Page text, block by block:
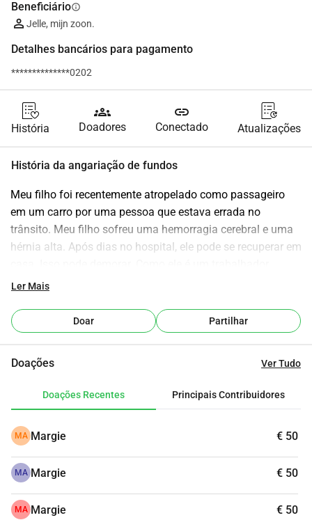
Beneficiárioinfo
Jelle, mijn zoon.
Detalhes bancários para pagamento
**************0202
História
groups
Doadores
link
Conectado Atualizações
História da angariação de fundos
Meu filho foi recentemente atropelado como passageiro
em um carro por uma pessoa que estava errada no
trânsito. Meu filho sofreu uma hemorragia cerebral e uma
hérnia alta. Após dias no hospital, ele pode se recuperar em
autônomo, não pode gerar renda e ainda precisa sustentar
ela só virá quando ele estiver recuperado e soubermos
quanto tempo ele ficou sem renda. Isso pode levar um
ajudando um pouco, mas isso não passa de algumas
sustentar e sustentar as crianças até receber a
é imensa. Mãe do Jelle.
Ler Mais
Doar Partilhar
Doações Ver Tudo
Doações Recentes Principais Contribuidores
MA Margie € 50
MA Margie € 50
MA Margie € 50